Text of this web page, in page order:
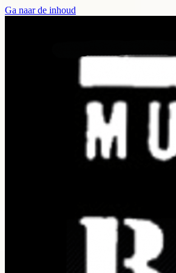
Ga naar de inhoud